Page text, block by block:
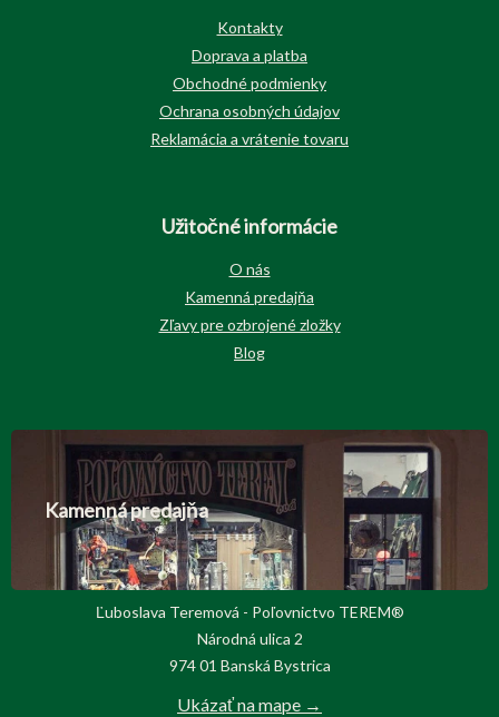
Kontakty
Doprava a platba
Obchodné podmienky
Ochrana osobných údajov
Reklamácia a vrátenie tovaru
Užitočné informácie
O nás
Kamenná predajňa
Zľavy pre ozbrojené zložky
Blog
Kamenná predajňa
Ľuboslava Teremová - Poľovnictvo TEREM®
Národná ulica 2
974 01 Banská Bystrica
Ukázať na mape →